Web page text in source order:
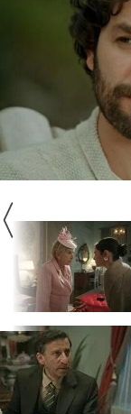
Seriju "Sto
od